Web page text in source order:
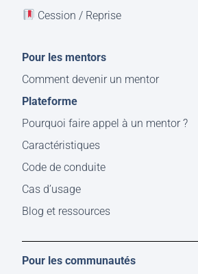
Cession / Reprise
Pour les mentors
Comment devenir un mentor
Plateforme
Pourquoi faire appel à un mentor ?
Caractéristiques
Code de conduite
Cas d’usage
Blog et ressources
Pour les communautés